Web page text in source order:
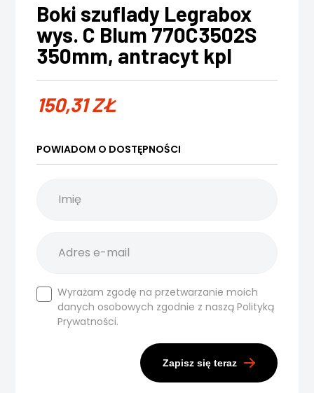
Boki szuflady Legrabox
wys. C Blum 770C3502S
350mm, antracyt kpl
150,31ZŁ
POWIADOM O DOSTĘPNOŚCI
Wyrażam zgodę na przetwarzanie moich
danych osobowych zgodnie z nasząPolityką
Prywatności.
Zapisz się teraz